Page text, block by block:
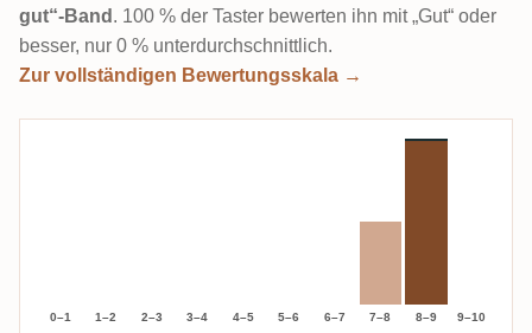
gut“-Band . 100 % der Taster bewerten ihn mit „Gut“ oder
besser, nur 0 % unterdurchschnittlich.
Zur vollständigen Bewertungsskala →
0–1 1–2 2–3 3–4 4–5 5–6 6–7 7–8 8–9 9–10